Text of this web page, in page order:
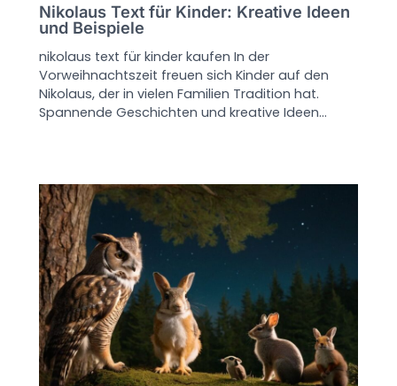
Nikolaus Text für Kinder: Kreative Ideen
und Beispiele
nikolaus text für kinder kaufen In der
Vorweihnachtszeit freuen sich Kinder auf den
Nikolaus, der in vielen Familien Tradition hat.
Spannende Geschichten und kreative Ideen…